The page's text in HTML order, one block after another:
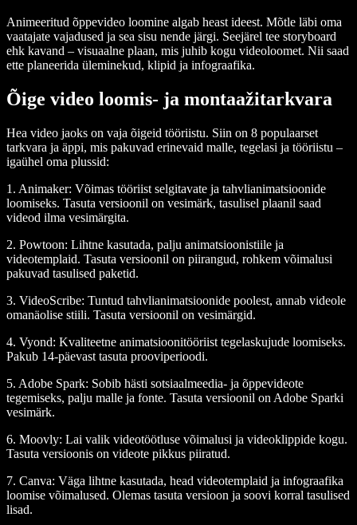
Animeeritud õppevideo loomine algab heast ideest. Mõtle läbi oma
vaatajate vajadused ja sea sisu nende järgi. Seejärel tee storyboard
ehk kavand – visuaalne plaan, mis juhib kogu videoloomet. Nii saad
ette planeerida üleminekud, klipid ja infograafika.
Õige video loomis- ja montaažitarkvara
Hea video jaoks on vaja õigeid tööriistu. Siin on 8 populaarset
tarkvara ja äppi, mis pakuvad erinevaid malle, tegelasi ja tööriistu –
igaühel oma plussid:
1. Animaker: Võimas tööriist selgitavate ja tahvlianimatsioonide
loomiseks. Tasuta versioonil on vesimärk, tasulisel plaanil saad
videod ilma vesimärgita.
2. Powtoon: Lihtne kasutada, palju animatsioonistiile ja
videotemplaid. Tasuta versioonil on piirangud, rohkem võimalusi
pakuvad tasulised paketid.
3. VideoScribe: Tuntud tahvlianimatsioonide poolest, annab videole
omanäolise stiili. Tasuta versioonil on vesimärgid.
4. Vyond: Kvaliteetne animatsioonitööriist tegelaskujude loomiseks.
Pakub 14-päevast tasuta prooviperioodi.
5. Adobe Spark: Sobib hästi sotsiaalmeedia- ja õppevideote
tegemiseks, palju malle ja fonte. Tasuta versioonil on Adobe Sparki
vesimärk.
6. Moovly: Lai valik videotöötluse võimalusi ja videoklippide kogu.
Tasuta versioonis on videote pikkus piiratud.
7. Canva: Väga lihtne kasutada, head videotemplaid ja infograafika
loomise võimalused. Olemas tasuta versioon ja soovi korral tasulised
lisad.